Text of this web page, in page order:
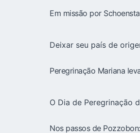
Em missão por
Deixar seu país de
Peregrinação Mariana
O Dia de Peregrinação
Nos passos de